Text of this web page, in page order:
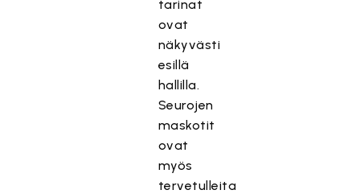
tarinat
ovat
näkyvästi
esillä
hallilla.
Seurojen
maskotit
ovat
myös
tervetulleita